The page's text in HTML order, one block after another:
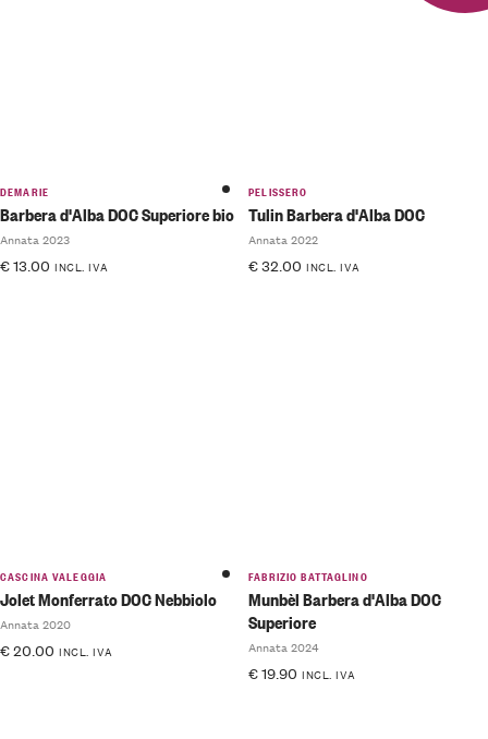
DEMARIE
Barbera d'Alba DOC Superiore bio
Annata 2023
€13.00 INCL. IVA
PELISSERO
Tulin Barbera d'Alba DOC
Annata 2022
€32.00 INCL. IVA
CASCINA VALEGGIA
Jolet Monferrato DOC Nebbiolo
Annata 2020
€20.00 INCL. IVA
FABRIZIO BATTAGLINO
Munbèl Barbera d'Alba DOC
Superiore
Annata 2024
€19.90 INCL. IVA